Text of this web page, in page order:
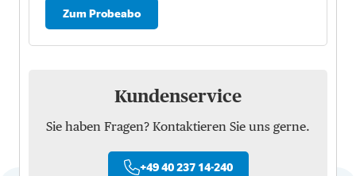
Zum Probeabo
Kundenservice
Sie haben Fragen? Kontaktieren Sie uns gerne.
+49 40 237 14-240